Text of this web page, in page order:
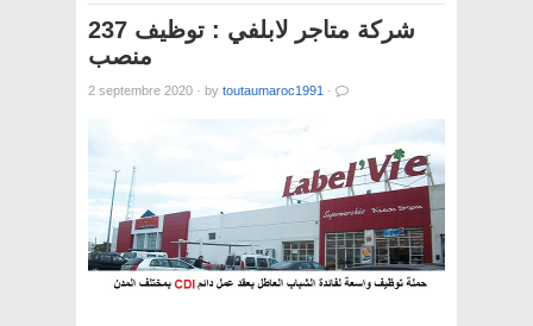
شركة متاجر لابلفي : توظيف 237
منصب
2 septembre 2020 · by toutaumaroc1991 ·